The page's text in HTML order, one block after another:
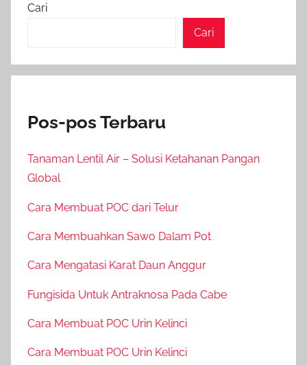
Cari
Cari
Pos-pos Terbaru
Tanaman Lentil Air – Solusi Ketahanan Pangan
Global
Cara Membuat POC dari Telur
Cara Membuahkan Sawo Dalam Pot
Cara Mengatasi Karat Daun Anggur
Fungisida Untuk Antraknosa Pada Cabe
Cara Membuat POC Urin Kelinci
Cara Membuat POC Urin Kelinci